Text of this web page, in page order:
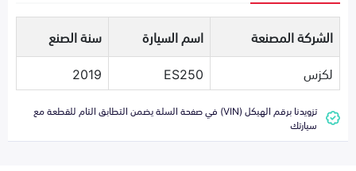
الشركة المصنعة اسم السيارة
سنة الصنع
لكزس
ES250
2019
تزويدنا برقم الهيكل (VIN) في صفحة السلة يضمن التطابق التام للقطعة مع
سيارتك